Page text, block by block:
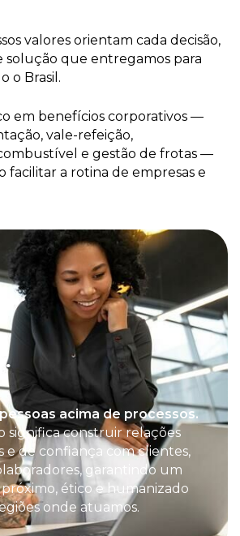
valores orientam cada decisão,
solução que entregamos para
o Brasil.
em benefícios corporativos —
vale-refeição,
e gestão de frotas —
facilitar a rotina de empresas e
acima de processos.
significa construir relações
e de confiança com clientes,
garantindo um
ético e humanizado
onde atuamos.